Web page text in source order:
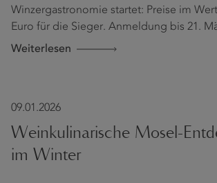
Winzergastronomie startet: Preise im
Euro für die Sieger. Anmeldung bis 21.
Weiterlesen
09.01.2026
Weinkulinarische Mosel-
im Winter